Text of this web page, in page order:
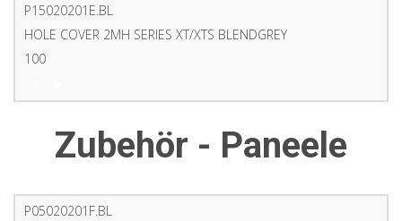
P15020201E.BL
HOLE COVER 2MH SERIES XT/XTS BLENDGREY
100
Zubehör - Paneele
P05020201F.BL